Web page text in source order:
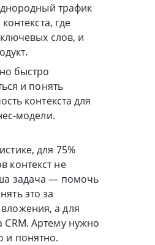
трафик
где
слов, и
быстро
и понять
контекста для
модели.
для 75%
контекст не
задача — помочь
это за
а для
CRM. Артему нужно
и понятно.